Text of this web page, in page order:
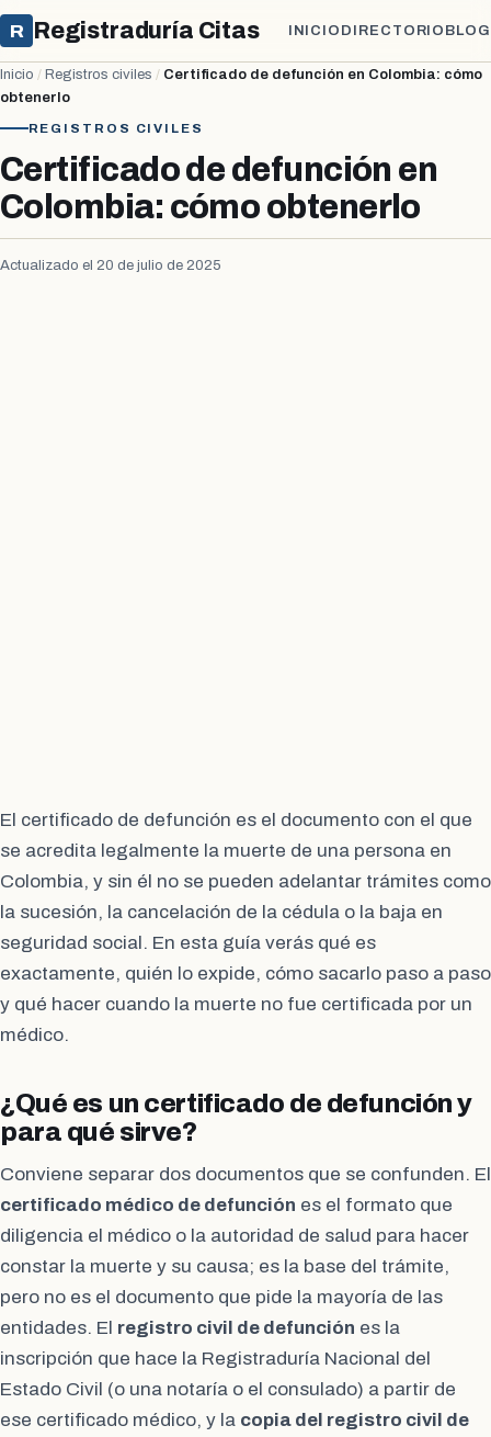
R Registraduría Citas INICIO DIRECTORIO BLOG
Inicio / Registros civiles / Certificado de defunción en Colombia: cómo
obtenerlo
REGISTROS CIVILES
Certificado de defunción en
Colombia: cómo obtenerlo
Actualizado el 20 de julio de 2025
El certificado de defunción es el documento con el que
se acredita legalmente la muerte de una persona en
Colombia, y sin él no se pueden adelantar trámites como
la sucesión, la cancelación de la cédula o la baja en
seguridad social. En esta guía verás qué es
exactamente, quién lo expide, cómo sacarlo paso a paso
y qué hacer cuando la muerte no fue certificada por un
médico.
¿Qué es un certificado de defunción y
para qué sirve?
Conviene separar dos documentos que se confunden. El
certificado médico de defunción es el formato que
diligencia el médico o la autoridad de salud para hacer
constar la muerte y su causa; es la base del trámite,
pero no es el documento que pide la mayoría de las
entidades. El registro civil de defunción es la
inscripción que hace la Registraduría Nacional del
Estado Civil (o una notaría o el consulado) a partir de
ese certificado médico, y la copia del registro civil de